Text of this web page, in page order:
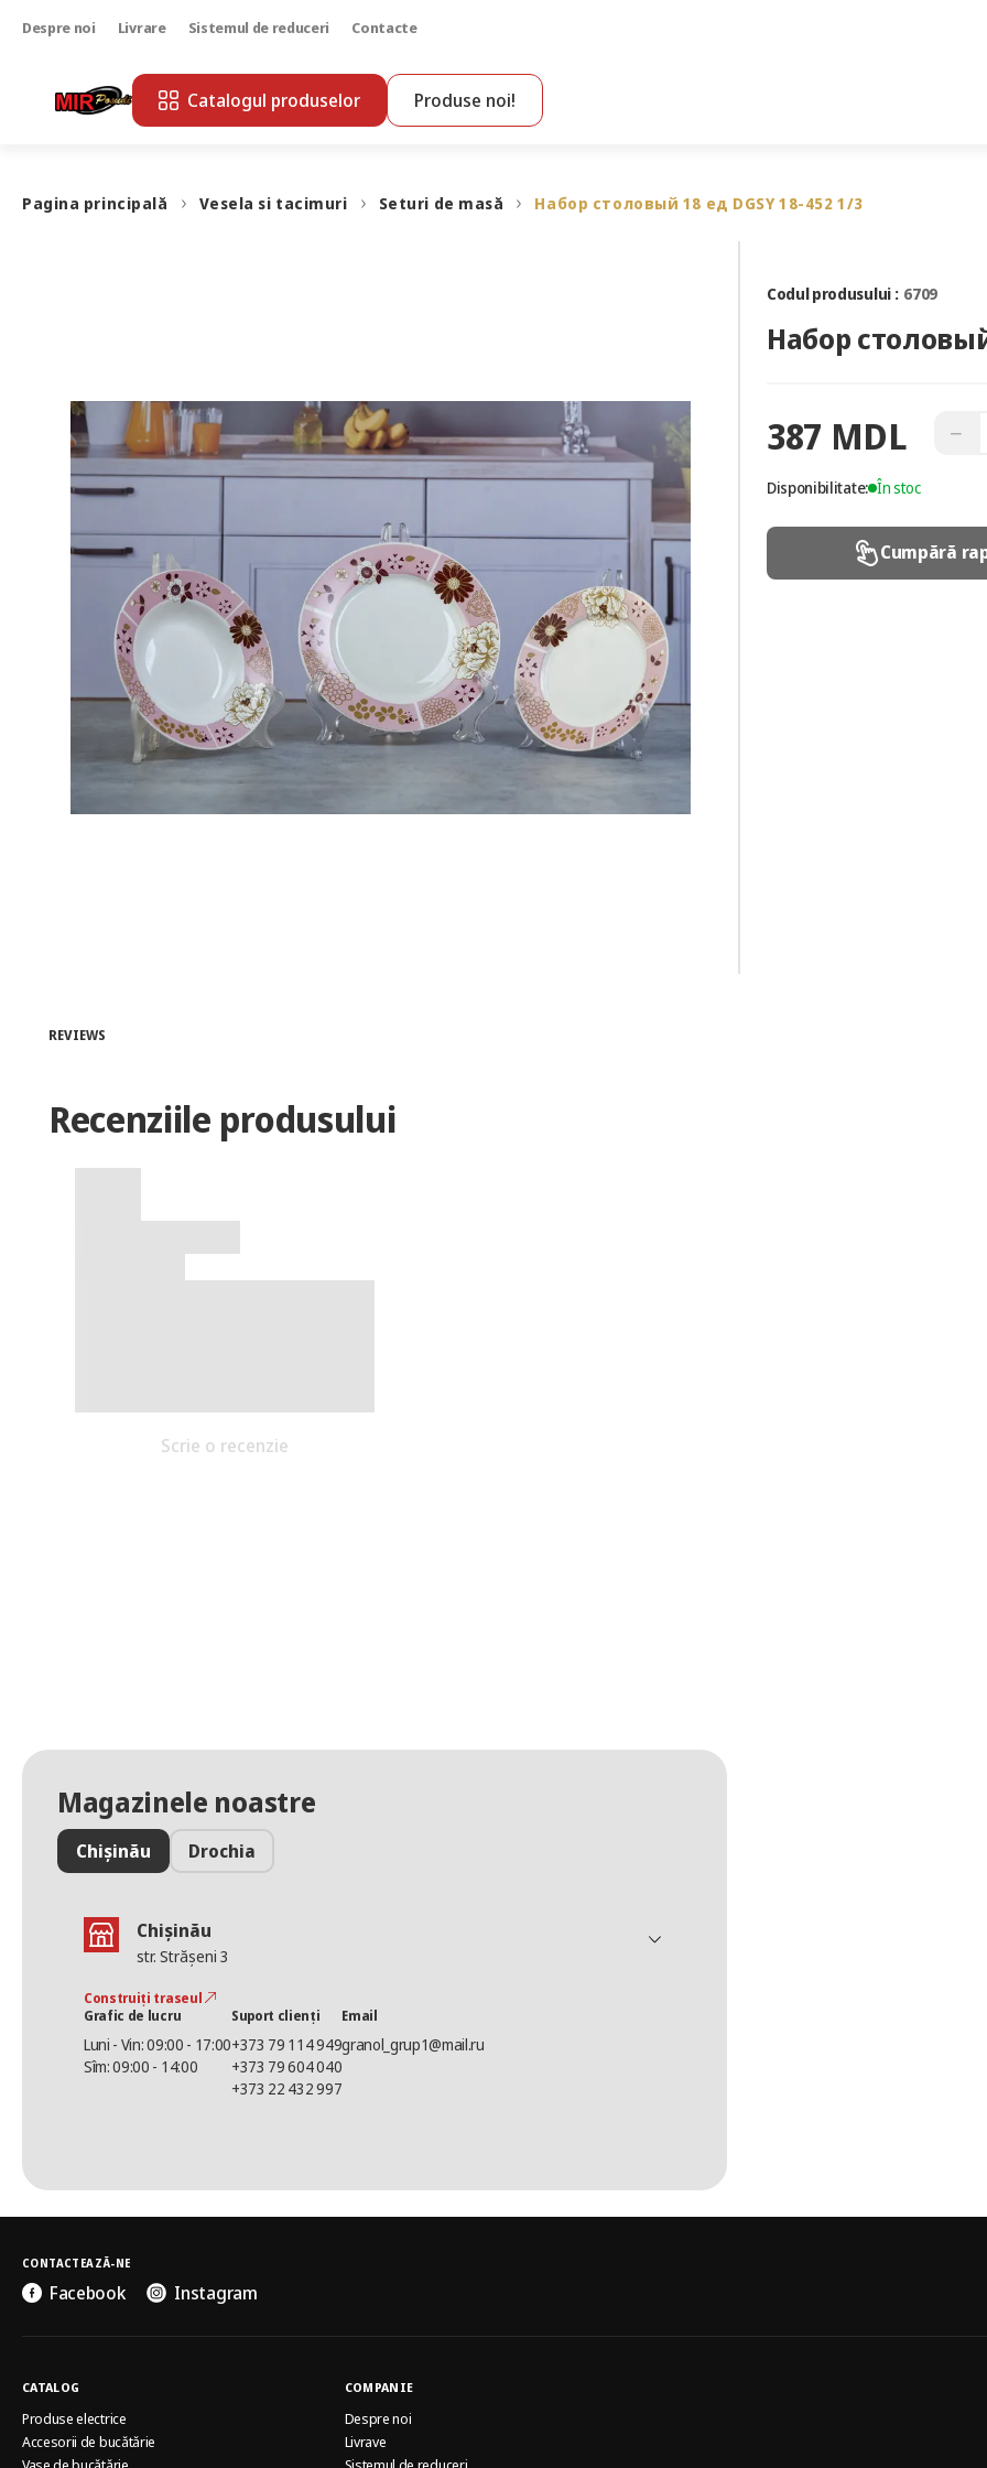
Despre noi Livrare Sistemul de reduceri Contacte
Catalogul produselor Produse noi!
Pagina principală Vesela si tacimuri Seturi de masă Набор столовый 18 ед DGSY 18-452 1/3
Codul produsului : 6709
Набор
387 MDL −
Disponibilitate: În stoc
Cumpără
REVIEWS
Recenziile produsului
Scrie o recenzie
Magazinele noastre
Chișinău Drochia
Chișinău
str. Strășeni 3
Construiți traseul
Grafic de lucru
Luni - Vin: 09:00 - 17:00
Sîm: 09:00 - 14:00
Suport clienți
+373 79 114 949
+373 79 604 040
+373 22 432 997
Email
granol_grup1@mail.ru
CONTACTEAZĂ-NE
Facebook Instagram
CATALOG
Produse electrice
Accesorii de bucătărie
COMPANIE
Despre noi
Livrave